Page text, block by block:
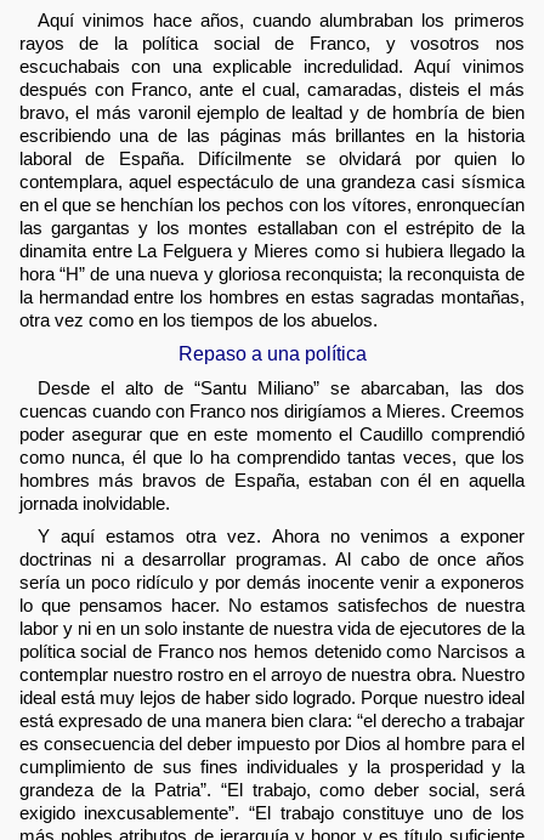
Aquí vinimos hace años, cuando alumbraban los primeros
rayos de la política social de Franco, y vosotros nos
escuchabais con una explicable incredulidad. Aquí vinimos
después con Franco, ante el cual, camaradas, disteis el más
bravo, el más varonil ejemplo de lealtad y de hombría de bien
escribiendo una de las páginas más brillantes en la historia
laboral de España. Difícilmente se olvidará por quien lo
contemplara, aquel espectáculo de una grandeza casi sísmica
en el que se henchían los pechos con los vítores, enronquecían
las gargantas y los montes estallaban con el estrépito de la
dinamita entre La Felguera y Mieres como si hubiera llegado la
hora “H” de una nueva y gloriosa reconquista; la reconquista de
la hermandad entre los hombres en estas sagradas montañas,
otra vez como en los tiempos de los abuelos.
Repaso a una política
Desde el alto de “Santu Miliano” se abarcaban, las dos
cuencas cuando con Franco nos dirigíamos a Mieres. Creemos
poder asegurar que en este momento el Caudillo comprendió
como nunca, él que lo ha comprendido tantas veces, que los
hombres más bravos de España, estaban con él en aquella
jornada inolvidable.
Y aquí estamos otra vez. Ahora no venimos a exponer
doctrinas ni a desarrollar programas. Al cabo de once años
sería un poco ridículo y por demás inocente venir a exponeros
lo que pensamos hacer. No estamos satisfechos de nuestra
labor y ni en un solo instante de nuestra vida de ejecutores de la
política social de Franco nos hemos detenido como Narcisos a
contemplar nuestro rostro en el arroyo de nuestra obra. Nuestro
ideal está muy lejos de haber sido logrado. Porque nuestro ideal
está expresado de una manera bien clara: “el derecho a trabajar
es consecuencia del deber impuesto por Dios al hombre para el
cumplimiento de sus fines individuales y la prosperidad y la
grandeza de la Patria”. “El trabajo, como deber social, será
exigido inexcusablemente”. “El trabajo constituye uno de los
más nobles atributos de jerarquía y honor y es título suficiente